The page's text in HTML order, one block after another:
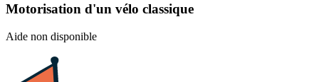
Motorisation d'un vélo classique
Aide non disponible